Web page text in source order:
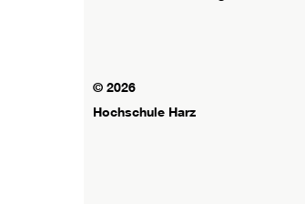
© 2026
Hochschule Harz